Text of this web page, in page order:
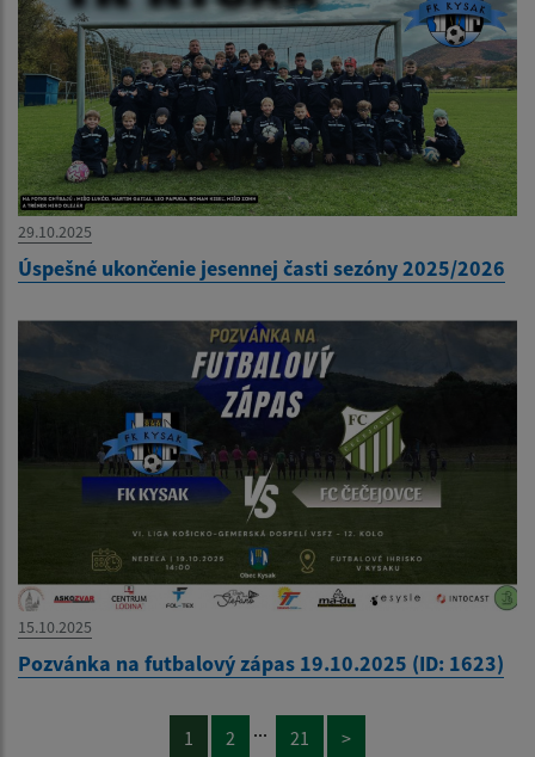
29.10.2025
Úspešné ukončenie jesennej časti sezóny 2025/2026
15.10.2025
Pozvánka na futbalový zápas 19.10.2025 (ID: 1623)
1 2 ... 21 >